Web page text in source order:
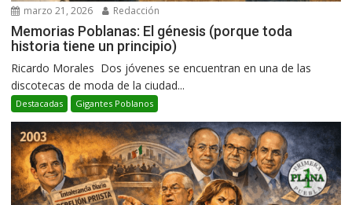
marzo 21, 2026 Redacción
Memorias Poblanas: El génesis (porque toda
historia tiene un principio)
Ricardo Morales Dos jóvenes se encuentran en una de las
discotecas de moda de la ciudad...
Destacadas Gigantes Poblanos